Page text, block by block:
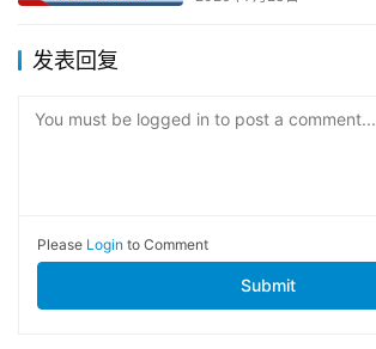
发表回复
You must be logged in to post a comment...
Please Login to Comment
Submit